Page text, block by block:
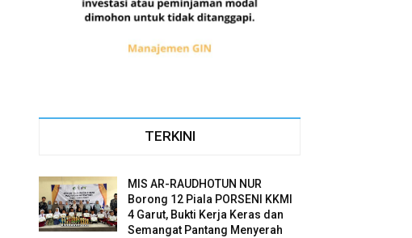
TERKINI
MIS AR-RAUDHOTUN NUR
Borong 12 Piala PORSENI KKMI
4 Garut, Bukti Kerja Keras dan
Semangat Pantang Menyerah